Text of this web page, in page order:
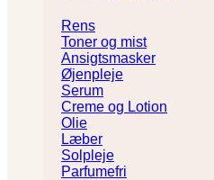
Rens
Toner og mist
Ansigtsmasker
Øjenpleje
Serum
Creme og Lotion
Olie
Læber
Solpleje
Parfumefri